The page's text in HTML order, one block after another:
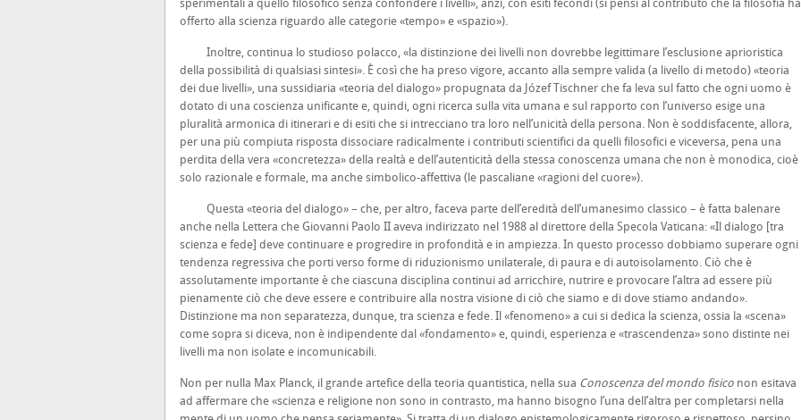
sperimentali a quello filosofico senza confondere i livelli», anzi, con esiti fecondi (si pensi al contributo che la filosofia ha
offerto alla scienza riguardo alle categorie «tempo» e «spazio»).
Inoltre, continua lo studioso polacco, «la distinzione dei livelli non dovrebbe legittimare l’esclusione aprioristica
della possibilità di qualsiasi sintesi». È così che ha preso vigore, accanto alla sempre valida (a livello di metodo) «teoria
dei due livelli», una sussidiaria «teoria del dialogo» propugnata da Józef Tischner che fa leva sul fatto che ogni uomo è
dotato di una coscienza unificante e, quindi, ogni ricerca sulla vita umana e sul rapporto con l’universo esige una
pluralità armonica di itinerari e di esiti che si intrecciano tra loro nell’unicità della persona. Non è soddisfacente, allora,
per una più compiuta risposta dissociare radicalmente i contributi scientifici da quelli filosofici e viceversa, pena una
perdita della vera «concretezza» della realtà e dell’autenticità della stessa conoscenza umana che non è monodica, cioè
solo razionale e formale, ma anche simbolico-affettiva (le pascaliane «ragioni del cuore»).
Questa «teoria del dialogo» – che, per altro, faceva parte dell’eredità dell’umanesimo classico – è fatta balenare
anche nella Lettera che Giovanni Paolo II aveva indirizzato nel 1988 al direttore della Specola Vaticana: «Il dialogo [tra
scienza e fede] deve continuare e progredire in profondità e in ampiezza. In questo processo dobbiamo superare ogni
tendenza regressiva che porti verso forme di riduzionismo unilaterale, di paura e di autoisolamento. Ciò che è
assolutamente importante è che ciascuna disciplina continui ad arricchire, nutrire e provocare l’altra ad essere più
pienamente ciò che deve essere e contribuire alla nostra visione di ciò che siamo e di dove stiamo andando».
Distinzione ma non separatezza, dunque, tra scienza e fede. Il «fenomeno» a cui si dedica la scienza, ossia la «scena»
come sopra si diceva, non è indipendente dal «fondamento» e, quindi, esperienza e «trascendenza» sono distinte nei
livelli ma non isolate e incomunicabili.
Non per nulla Max Planck, il grande artefice della teoria quantistica, nella sua Conoscenza del mondo fisico non esitava
ad affermare che «scienza e religione non sono in contrasto, ma hanno bisogno l’una dell’altra per completarsi nella